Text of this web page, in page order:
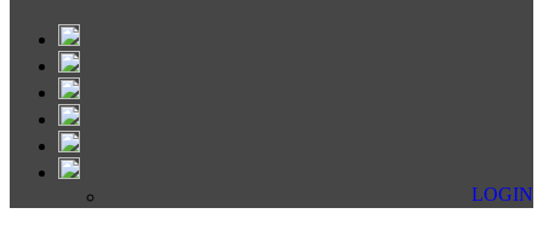
LOGIN